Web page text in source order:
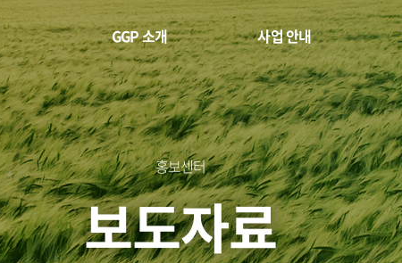
GGP 소개 사업 안내
홍보센터
보도자료